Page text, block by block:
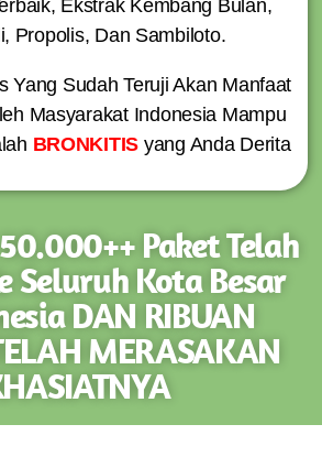
Ekstrak Kembang Bulan,
Propolis, Dan Sambiloto.
Yang Sudah Teruji Akan Manfaat
Masyarakat Indonesia Mampu
BRONKITIS yang Anda Derita
Paket Telah
Seluruh Kota Besar
DAN RIBUAN
MERASAKAN